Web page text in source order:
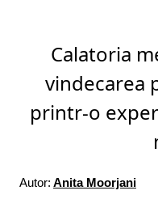
Calatoria
vindecarea
printr-o
Autor: Anita Moorjani